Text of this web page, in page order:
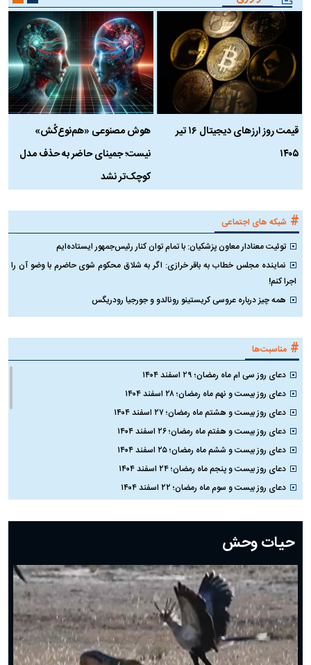
قیمت روز ارز‌های دیجیتال ۱۶ تیر
۱۴۰۵
هوش مصنوعی «هم‌نوع‌کُش»
نیست؛ جمینای حاضر به حذف مدل
کوچک‌تر نشد
# شبکه های اجتماعی
توئیت معنادار معاون پزشکیان: با تمام توان کنار رئیس‌جمهور ایستاده‌ایم
نماینده مجلس خطاب به باقر خرازی: اگر به شلاق محکوم شوی حاضرم با وضو آن را
اجرا کنم!
همه چیز درباره عروسی کریستینو رونالدو و جورجیا رودریگس
# مناسبت‌ها
دعای روز سی ام ماه رمضان؛ ۲۹ اسفند ۱۴۰۴
دعای روز بیست و نهم ماه رمضان؛ ۲۸ اسفند ۱۴۰۴
دعای روز بیست و هشتم ماه رمضان؛ ۲۷ اسفند ۱۴۰۴
دعای روز بیست و هفتم ماه رمضان؛ ۲۶ اسفند ۱۴۰۴
دعای روز بیست و ششم ماه رمضان؛ ۲۵ اسفند ۱۴۰۴
دعای روز بیست و پنجم ماه رمضان؛ ۲۴ اسفند ۱۴۰۴
دعای روز بیست و سوم ماه رمضان؛ ۲۲ اسفند ۱۴۰۴
دعای روز بیستم ماه رمضان؛ ۱۹ اسفند ۱۴۰۴
دعای روز هشتم ماه مبارک رمضان؛ ۷ اسفند ماه ۱۴۰۴
دعای روز هفتم ماه رمضان؛ ۶ اسفند ۱۴۰۴
دعای روز ششم ماه رمضان؛ ۵ اسفند ۱۴۰۴
دعای روز پنجم ماه رمضان؛ ۴ اسفند ۱۴۰۴
دعای روز چهارم ماه مبارک رمضان؛ ۳ اسفند ۱۴۰۴
دعای روز سوم ماه مبارک رمضان؛ ۱۴ اسفند ۱۴۰۴
دعای روز دوم ماه مبارک رمضان ۱ اسفند ماه ۱۴۰۴
حیات وحش